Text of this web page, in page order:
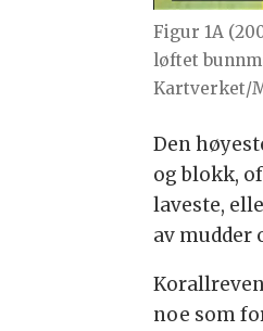
Figur 1A
løftet
Kartverket/
Den
og blokk,
laveste,
av mudder
noe som